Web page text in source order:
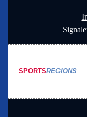
SPORTSREGIONS